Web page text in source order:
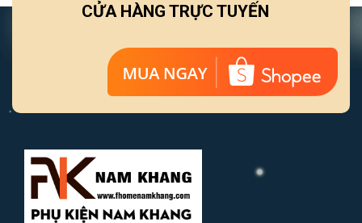
CỬA HÀNG TRỰC TUYẾN